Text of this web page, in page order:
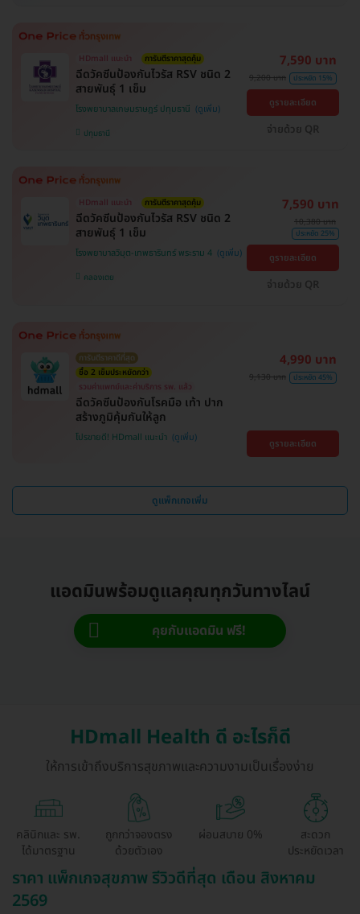
HDmall แนะนำ การันตีราคาสุดคุ้ม
ฉีดวัคซีนป้องกันไวรัส RSV ชนิด 2
สายพันธ์ุ 1 เข็ม
โรงพยาบาลเกษมราษฎร์ ปทุมธานี
ปทุมธานี
7,590 บาท
9,200 บาท ประหยัด 15%
ดูรายละเอียด
จ่ายด้วย QR
HDmall แนะนำ การันตีราคาสุดคุ้ม
ฉีดวัคซีนป้องกันไวรัส RSV ชนิด 2
สายพันธ์ุ 1 เข็ม
โรงพยาบาลวิมุต-เทพธารินทร์ พระราม 4
คลองเตย
7,590 บาท
10,380 บาท
ประหยัด 25%
ดูรายละเอียด
จ่ายด้วย QR
การันตีราคาดีที่สุด
ซื้อ 2 เข็มประหยัดกว่า
รวมค่าแพทย์และค่าบริการ รพ. แล้ว
ฉีดวัคซีนป้องกันโรคมือ เท้า ปาก
สร้างภูมิคุ้มกันให้ลูก
โปรขายดี! HDmall แนะนำ
4,990 บาท
9,130 บาท ประหยัด 45%
ดูรายละเอียด
ดูแพ็กเกจเพิ่ม
แอดมินพร้อมดูแลคุณทุกวันทางไลน์
คุยกับแอดมิน ฟรี!
HDmall Health ดี อะไรก็ดี
ให้การเข้าถึงบริการสุขภาพและความงามเป็นเรื่องง่าย
คลินิกและ รพ.
ได้มาตรฐาน
ถูกกว่าจองตรง
ด้วยตัวเอง
ผ่อนสบาย 0%
สะดวก
ประหยัดเวลา
ราคา แพ็กเกจสุขภาพ รีวิวดีที่สุด เดือน สิงหาคม
2569